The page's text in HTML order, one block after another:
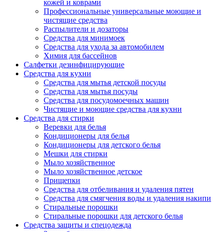
кожей и коврами
Профессиональные универсальные моющие и
чистящие средства
Распылители и дозаторы
Средства для минимоек
Средства для ухода за автомобилем
Химия для бассейнов
Салфетки дезинфицирующие
Средства для кухни
Средства для мытья детской посуды
Средства для мытья посуды
Средства для посудомоечных машин
Чистящие и моющие средства для кухни
Средства для стирки
Веревки для белья
Кондиционеры для белья
Кондиционеры для детского белья
Мешки для стирки
Мыло хозяйственное
Мыло хозяйственное детское
Прищепки
Средства для отбеливания и удаления пятен
Средства для смягчения воды и удаления накипи
Стиральные порошки
Стиральные порошки для детского белья
Средства защиты и спецодежда